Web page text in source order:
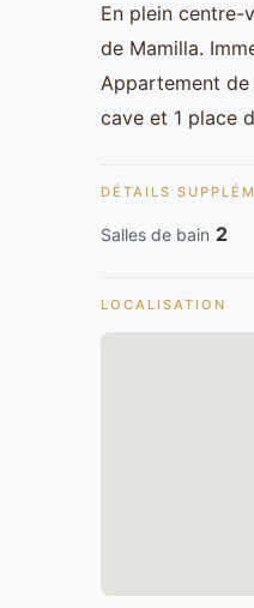
En plein centre-
de Mamilla.
Appartement de
cave et 1 place
DÉTAILS
Salles de bain 2
LOCALISATION